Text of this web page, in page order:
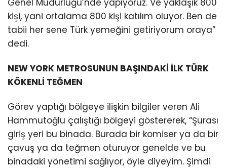
kişi, yani ortalama 800 kişi katılım oluyor. Ben de
tabii her sene Türk yemeğini getiriyorum oraya”
dedi.
NEW YORK METROSUNUN BAŞINDAKİ İLK TÜRK
KÖKENLİ TEĞMEN
Görev yaptığı bölgeye ilişkin bilgiler veren Ali
Hammutoğlu çalıştığı bölgeyi göstererek, “Şurası
giriş yeri bu binada. Burada bir komiser ya da bir
çavuş ya da teğmen oturuyor genelde ve bu
binadaki yönetimi sağlıyor, öyle diyeyim. Şimdi